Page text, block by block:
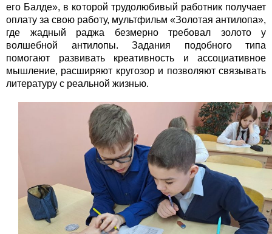
его Балде», в которой трудолюбивый работник получает
оплату за свою работу, мультфильм «Золотая антилопа»,
где жадный раджа безмерно требовал золото у
волшебной антилопы. Задания подобного типа
помогают развивать креативность и ассоциативное
мышление, расширяют кругозор и позволяют связывать
литературу с реальной жизнью.